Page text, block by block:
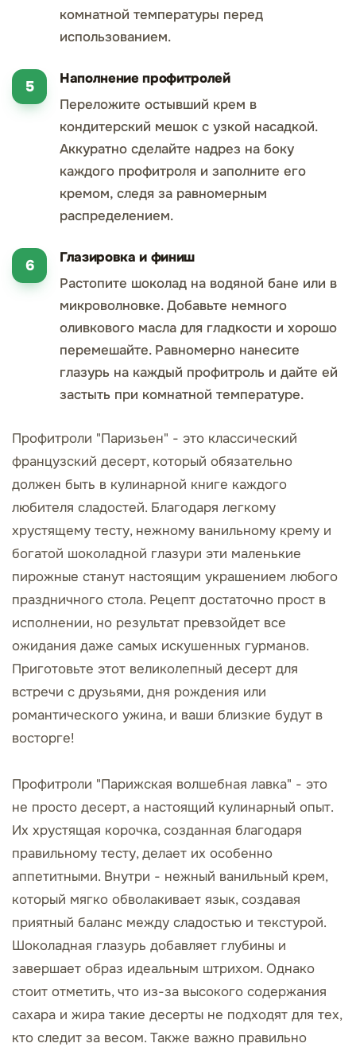
комнатной температуры перед
использованием.
Наполнение профитролей
Переложите остывший крем в
кондитерский мешок с узкой насадкой.
Аккуратно сделайте надрез на боку
каждого профитроля и заполните его
кремом, следя за равномерным
распределением.
Глазировка и финиш
Растопите шоколад на водяной бане или в
микроволновке. Добавьте немного
оливкового масла для гладкости и хорошо
перемешайте. Равномерно нанесите
глазурь на каждый профитроль и дайте ей
застыть при комнатной температуре.
Профитроли "Паризьен" - это классический
французский десерт, который обязательно
должен быть в кулинарной книге каждого
любителя сладостей. Благодаря легкому
хрустящему тесту, нежному ванильному крему и
богатой шоколадной глазури эти маленькие
пирожные станут настоящим украшением любого
праздничного стола. Рецепт достаточно прост в
исполнении, но результат превзойдет все
ожидания даже самых искушенных гурманов.
Приготовьте этот великолепный десерт для
встречи с друзьями, дня рождения или
романтического ужина, и ваши близкие будут в
восторге!
Профитроли "Парижская волшебная лавка" - это
не просто десерт, а настоящий кулинарный опыт.
Их хрустящая корочка, созданная благодаря
правильному тесту, делает их особенно
аппетитными. Внутри - нежный ванильный крем,
который мягко обволакивает язык, создавая
приятный баланс между сладостью и текстурой.
Шоколадная глазурь добавляет глубины и
завершает образ идеальным штрихом. Однако
стоит отметить, что из-за высокого содержания
сахара и жира такие десерты не подходят для тех,
кто следит за весом. Также важно правильно